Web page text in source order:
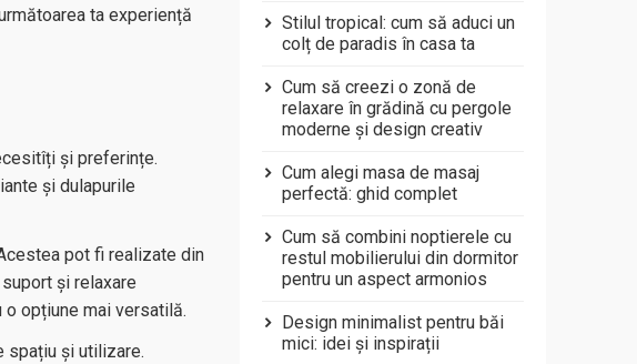
ta experiență
și preferințe.
și dulapurile
pot fi realizate din
și relaxare
o opțiune mai versatilă.
spațiu și utilizare.
Stilul tropical: cum să aduci un
colț de paradis în casa ta
Cum să creezi o zonă de
relaxare în grădină cu pergole
moderne și design creativ
Cum alegi masa de masaj
perfectă: ghid complet
Cum să combini noptierele cu
restul mobilierului din dormitor
pentru un aspect armonios
Design minimalist pentru băi
mici: idei și inspirații